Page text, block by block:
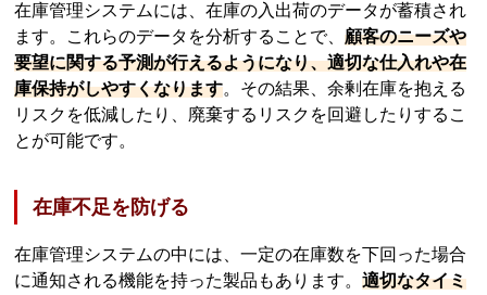
在庫管理システムには、在庫の入出荷のデータが蓄積され
ます。これらのデータを分析することで、顧客のニーズや
要望に関する予測が行えるようになり、適切な仕入れや在
庫保持がしやすくなります。その結果、余剰在庫を抱える
リスクを低減したり、廃棄するリスクを回避したりするこ
とが可能です。
在庫不足を防げる
在庫管理システムの中には、一定の在庫数を下回った場合
に通知される機能を持った製品もあります。適切なタイミ